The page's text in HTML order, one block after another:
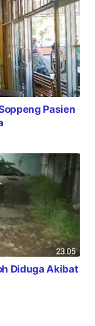
Pasien
Diduga Akibat